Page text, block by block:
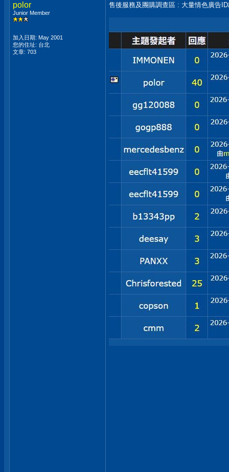
polor
Junior Member
加入日期: May 2001
您的住址: 台北
文章: 703
售後服務及團購調查區 : 大量情色廣告